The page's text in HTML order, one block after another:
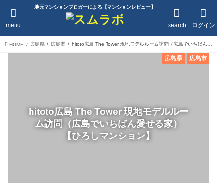
地元マンションブロガーによる【マンションレビュー】
ログイン
search
menu
HOME 広島県 広島市
hitoto広島 The Tower 現地モデルルー
ム訪問（広島でいちばん愛せる家）
【ひろしマンション】
広島市
広島県